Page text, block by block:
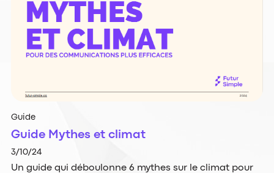
Guide
Guide Mythes et climat
3/10/24
Un guide qui déboulonne 6 mythes sur le climat pour